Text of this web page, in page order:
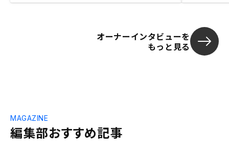
オーナーインタビューを
もっと見る
編集部おすすめ記事
MAGAZINE